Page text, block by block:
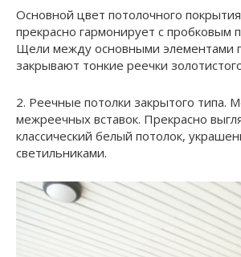
Основной цвет потолочного
прекрасно гармонирует с пробковым
Щели между основными элементами
закрывают тонкие реечки
2. Реечные потолки закрытого типа.
межреечных вставок. Прекрасно
классический белый потолок,
светильниками.